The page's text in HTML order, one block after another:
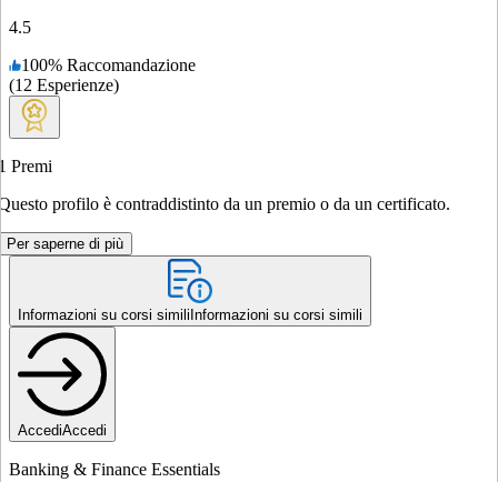
4.5
100% Raccomandazione
(12 Esperienze)
Premi
profilo è contraddistinto da un premio o da un certificato.
Per saperne di più
Informazioni su corsi simili Informazioni su corsi simili
AccediAccedi
Banking & Finance Essentials